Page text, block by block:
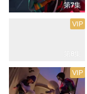
第7集
第8集
VIP
VIP